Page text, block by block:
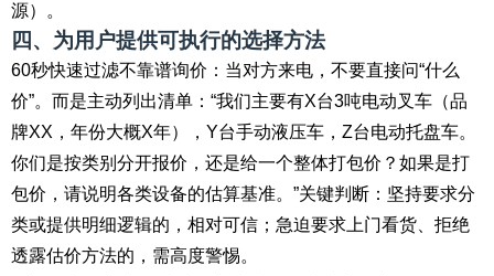
源）。
四、为用户提供可执行的选择方法
60秒快速过滤不靠谱询价：当对方来电，不要直接问“什么
价”。而是主动列出清单：“我们主要有X台3吨电动叉车（品
牌XX，年份大概X年），Y台手动液压车，Z台电动托盘车。
你们是按类别分开报价，还是给一个整体打包价？如果是打
包价，请说明各类设备的估算基准。”关键判断：坚持要求分
类或提供明细逻辑的，相对可信；急迫要求上门看货、拒绝
透露估价方法的，需高度警惕。